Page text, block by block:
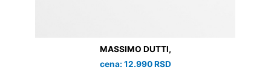
MASSIMO DUTTI,
cena: 12.990 RSD